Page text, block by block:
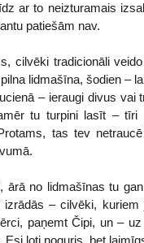
ar to neizturamais
patiešām nav.
cilvēki tradicionāli
lidmašīna, šodien –
– ieraugi divus
tu turpini lasīt –
tas tev
ārā no lidmašīnas tu
– cilvēki,
paņemt Čipi, un –
ļoti noguris, bet